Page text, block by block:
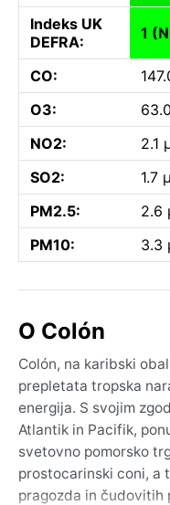
Indeks UK
DEFRA:
1
CO:
O3:
NO2:
2.1
SO2:
1.7
PM2.5:
2.6
PM10:
3.3
O Colón
Colón, na karibski
prepletata tropska
energija. S svojim
Atlantik in Pacifik,
svetovno pomorsko
prostocarinski coni, a
pragozda in čudovitih